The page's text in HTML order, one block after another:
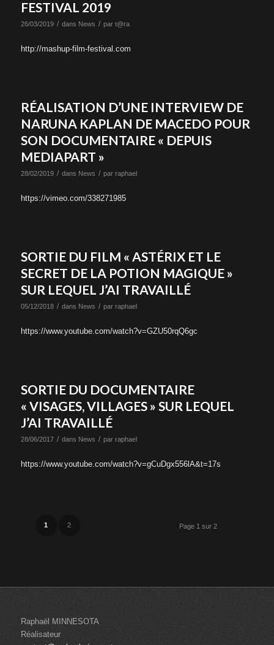
FESTIVAL 2019
26/03/2019 / dans News / par t@ra
http://mashup-film-festival.com
RÉALISATION D’UNE INTERVIEW DE
NARUNA KAPLAN DE MACEDO POUR
SON DOCUMENTAIRE « DEPUIS
MEDIAPART »
28/02/2019 / dans News / par raphael
https://vimeo.com/338271985
SORTIE DU FILM « ASTÉRIX ET LE
SECRET DE LA POTION MAGIQUE »
SUR LEQUEL J’AI TRAVAILLÉ
05/12/2018 / dans News / par raphael
https://www.youtube.com/watch?v=GZU50rqQ6gc
SORTIE DU DOCUMENTAIRE
« VISAGES, VILLAGES » SUR LEQUEL
J’AI TRAVAILLÉ
28/06/2017 / dans News / par raphael
https://www.youtube.com/watch?v=gCuDgx556lA&t=17s
Page 1 sur 2
1 2
Raphaël MINNESOTA
Réalisateur